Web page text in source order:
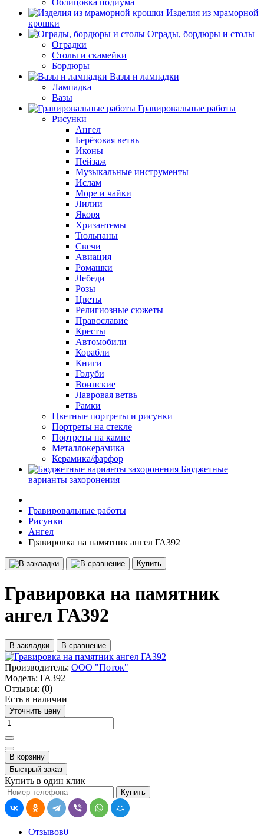
Облицовка подиума
Изделия из мраморной
крошки
Ограды, бордюры и столы
Оградки
Столы и скамейки
Бордюры
Вазы и лампадки
Лампадка
Вазы
Гравировальные работы
Рисунки
Ангел
Берёзовая ветвь
Иконы
Пейзаж
Музыкальные инструменты
Ислам
Море и чайки
Лилии
Якоря
Хризантемы
Тюльпаны
Свечи
Авиация
Ромашки
Лебеди
Розы
Цветы
Религиозные сюжеты
Православие
Кресты
Автомобили
Корабли
Книги
Голуби
Воинские
Лавровая ветвь
Рамки
Цветные портреты и рисунки
Портреты на стекле
Портреты на камне
Металлокерамика
Керамика/фарфор
Бюджетные
варианты захоронения
Гравировальные работы
Рисунки
Ангел
Гравировка на памятник ангел ГА392
Купить
Гравировка на памятник
ангел ГА392
В закладки В сравнение
Производитель: ООО "Поток"
Модель: ГА392
Отзывы: (0)
Есть в наличии
Уточнить цену
В корзину
Быстрый заказ
Купить в один клик
Купить
Отзывов0